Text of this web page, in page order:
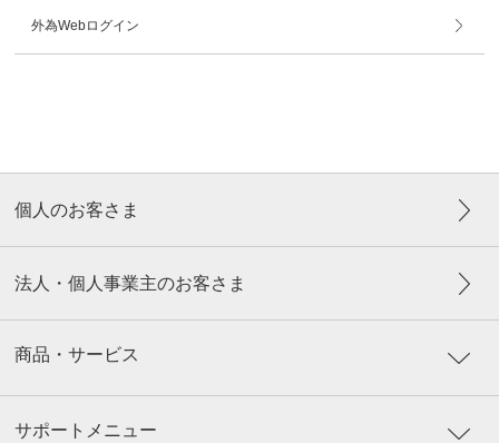
外為Webログイン
個人のお客さま
法人・個人事業主のお客さま
商品・サービス
サポートメニュー